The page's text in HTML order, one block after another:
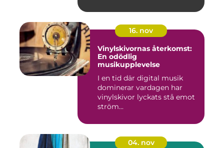
16. nov
Vinylskivornas återkomst:
En odödlig
musikupplevelse
I en tid där digital musik
dominerar vardagen har
vinylskivor lyckats stå emot
ström...
04. nov